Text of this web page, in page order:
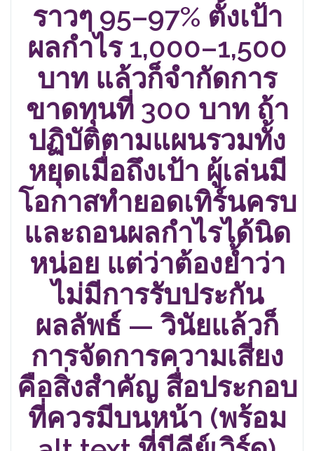
ราวๆ 95–97% ตั้งเป้า
ผลกำไร 1,000–1,500
บาท แล้วก็จำกัดการ
ขาดทุนที่ 300 บาท ถ้า
ปฏิบัติตามแผนรวมทั้ง
หยุดเมื่อถึงเป้า ผู้เล่นมี
โอกาสทำยอดเทิร์นครบ
และถอนผลกำไรได้นิด
หน่อย แต่ว่าต้องย้ำว่า
ไม่มีการรับประกัน
ผลลัพธ์ — วินัยแล้วก็
การจัดการความเสี่ยง
คือสิ่งสำคัญ สื่อประกอบ
ที่ควรมีบนหน้า (พร้อม